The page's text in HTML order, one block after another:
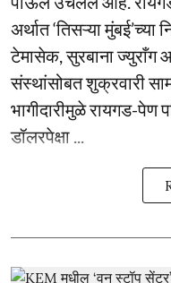
अर्थात ‘तिसऱ्या
टेमासेक, सुरबाना ज्युराँग
संस्थांसोबत शुक्रवारी
भागीदारीमुळे रायगड-
डॉलरपेक्षा ...